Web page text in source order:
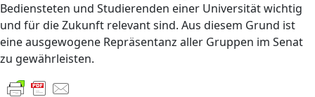
Bediensteten und Studierenden einer Universität wichtig
und für die Zukunft relevant sind. Aus diesem Grund ist
eine ausgewogene Repräsentanz aller Gruppen im Senat
zu gewährleisten.